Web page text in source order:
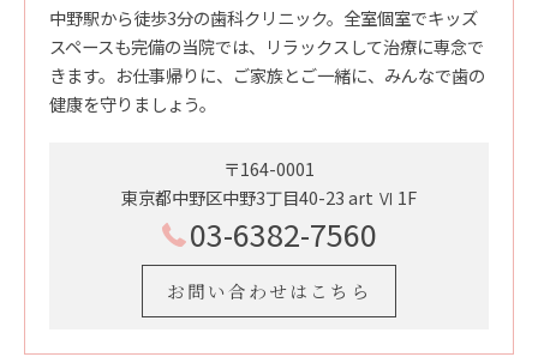
中野駅から徒歩3分の歯科クリニック。全室個室でキッズ
スペースも完備の当院では、リラックスして治療に専念で
きます。お仕事帰りに、ご家族とご一緒に、みんなで歯の
健康を守りましょう。
〒164-0001
東京都中野区中野3丁目40-23 art Ⅵ 1F
03-6382-7560
お問い合わせはこちら